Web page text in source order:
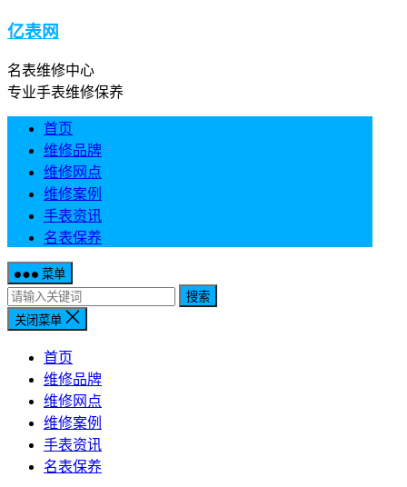
亿表网
名表维修中心
专业手表维修保养
首页
维修品牌
维修网点
维修案例
手表资讯
名表保养
菜单
搜索
关闭菜单
首页
维修品牌
维修网点
维修案例
手表资讯
名表保养